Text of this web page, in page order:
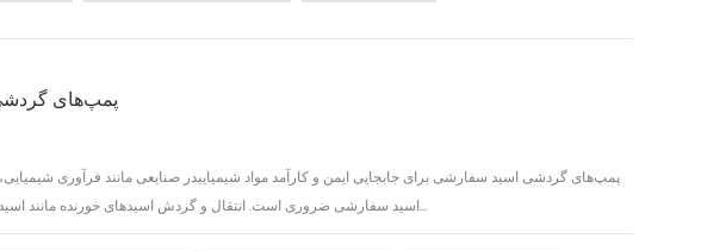
پمپ‌های گردشی
پمپ‌های گردشی اسید سفارشی برای جابجایی ایمن و کارآمد مواد شیمیاییدر صنایعی مانند فرآوری
اسید سفارشی ضروری است. انتقال و گردش اسیدهای خورنده مانند اسید سولفوریک، فسفریک و هیدروکلریک نیاز به پمپ‌هایی دارد که برای مقاومت در...